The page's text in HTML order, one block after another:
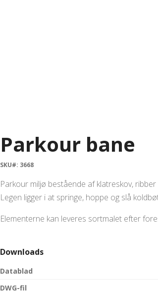
Parkour bane
SKU#: 3668
Parkour miljø bestående af klatreskov,
Legen ligger i at springe, hoppe og slå
Elementerne kan leveres sortmalet efter
Downloads
Datablad
DWG-fil